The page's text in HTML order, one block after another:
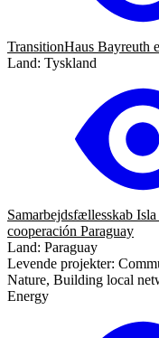
TransitionHaus Bayreuth
Land: Tyskland
Samarbejdsfællesskab
cooperación Paraguay
Land: Paraguay
Levende projekter:
Nature, Building local
Energy